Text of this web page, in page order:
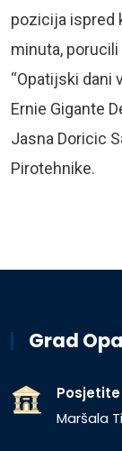
pozicija ispred
minuta,
“Opatijski dani
Ernie Gigante
Jasna Doricic
Pirotehnike.
Grad
Maršala